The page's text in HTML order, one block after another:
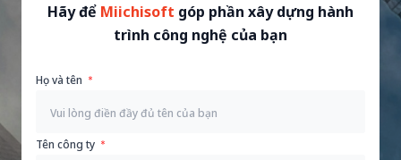
Hãy để Miichisoft góp phần xây dựng hành
trình công nghệ của bạn
Họ và tên
Tên công ty